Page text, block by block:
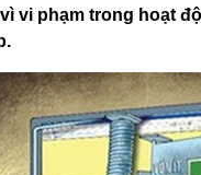
vi phạm trong hoạt